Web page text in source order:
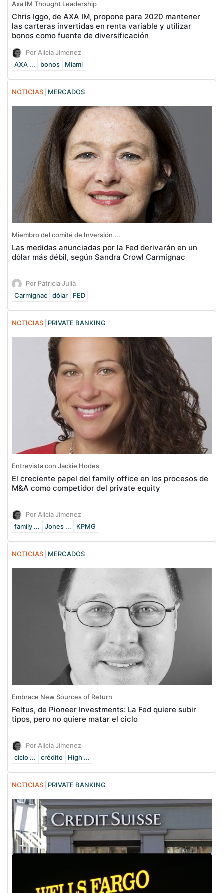
Axa IM Thought Leadership
Chris Iggo, de AXA IM, propone para 2020 mantener
las carteras invertidas en renta variable y utilizar
bonos como fuente de diversificación
Por Alicia Jimenez
AXA ...
bonos Miami
NOTICIAS MERCADOS
Miembro del comité de Inversión ...
Las medidas anunciadas por la Fed derivarán en un
dólar más débil, según Sandra Crowl Carmignac
Por Patricia Julià
Carmignac
dólar FED
NOTICIAS PRIVATE BANKING
Entrevista con Jackie Hodes
El creciente papel del family office en los procesos de
M&A como competidor del private equity
Por Alicia Jimenez
family ...
Jones ... KPMG
NOTICIAS MERCADOS
Embrace New Sources of Return
Feltus, de Pioneer Investments: La Fed quiere subir
tipos, pero no quiere matar el ciclo
Por Alicia Jimenez
ciclo ...
crédito High ...
NOTICIAS PRIVATE BANKING